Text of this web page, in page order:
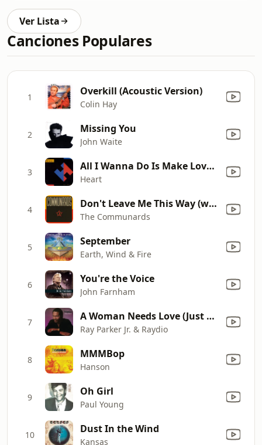
Ver Lista
Canciones Populares
1 Overkill (Acoustic Version)
Colin Hay
2 Missing You
John Waite
3 All I Wanna Do Is Make Love to You
Heart
4 Don't Leave Me This Way (with Sarah Jane Morris) [feat. Sarah Jane Morris]
The Communards
5 September
Earth, Wind & Fire
6 You're the Voice
John Farnham
7 A Woman Needs Love (Just Like You Do) [7" Version]
Ray Parker Jr. & Raydio
8 MMMBop
Hanson
9 Oh Girl
Paul Young
10 Dust In the Wind
Kansas